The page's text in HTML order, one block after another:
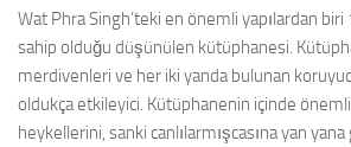
Wat Phra Singh’teki en önemli yapılardan biri
sahip olduğu düşünülen kütüphanesi.
merdivenleri ve her iki yanda bulunan
oldukça etkileyici. Kütüphanenin içinde
heykellerini, sanki canlılarmışcasına yan